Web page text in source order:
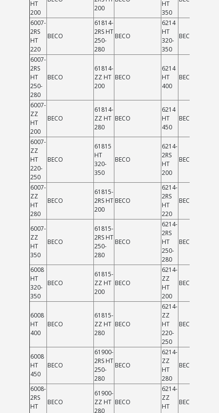
HT
200
200
HT
350
6007-
2RS
HT
220
BECO
61814-
2RS HT
250-
280
BECO
6214
HT
320-
350
BECO
6007-
2RS
HT
250-
280
BECO
61814-
ZZ HT
200
BECO
6214
HT
400
BECO
6007-
ZZ
HT
200
BECO
61814-
ZZ HT
280
BECO
6214
HT
450
BECO
6007-
ZZ
HT
220-
250
BECO
61815
HT
320-
350
BECO
6214-
2RS
HT
200
BECO
6007-
ZZ
HT
280
BECO
61815-
2RS HT
200
BECO
6214-
2RS
HT
220
BECO
6007-
ZZ
HT
350
BECO
61815-
2RS HT
250-
280
BECO
6214-
2RS
HT
250-
280
BECO
6008
HT
320-
350
BECO
61815-
ZZ HT
200
BECO
6214-
ZZ
HT
200
BECO
6008
HT
400
BECO
61815-
ZZ HT
280
BECO
6214-
ZZ
HT
220-
250
BECO
6008
HT
450
BECO
61900-
2RS HT
250-
280
BECO
6214-
ZZ
HT
280
BECO
6008-
2RS
HT
BECO
61900-
ZZ HT
280
BECO
6214-
ZZ
HT
BECO